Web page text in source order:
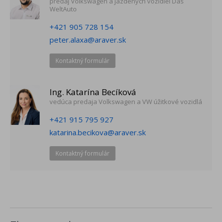
pripojenie telefónu cez AndroidAuto (Android) alebo CarPlay
(Apple), MirrorLink (Android) v závislosti na operačnom
systéme a verzii telefónu
Parkovacie senzory vpredu a vzadu s optickým a akustickým
Centrálne zamykanie s diaľkovým ovládaním, 2 sklápacie
Obmedzovač rýchlosti
Multifunkčný 3-ramenný kožený volant, kožená radiaca páka
a ručná brzda, pre DSG s radiacimi páčkami
Výškovo a pozdĺžne nastaviteľný volant
Posilňovač riadenia s meniacim sa účinkom v závislosti na
WeltAuto
+421 905 728 154
peter.alaxa@araver.sk
Kontaktný formulár
Ing. Katarína Becíková
vedúca predaja Volkswagen a VW úžitkové vozidlá
+421 915 795 927
katarina.becikova@araver.sk
Kontaktný formulár